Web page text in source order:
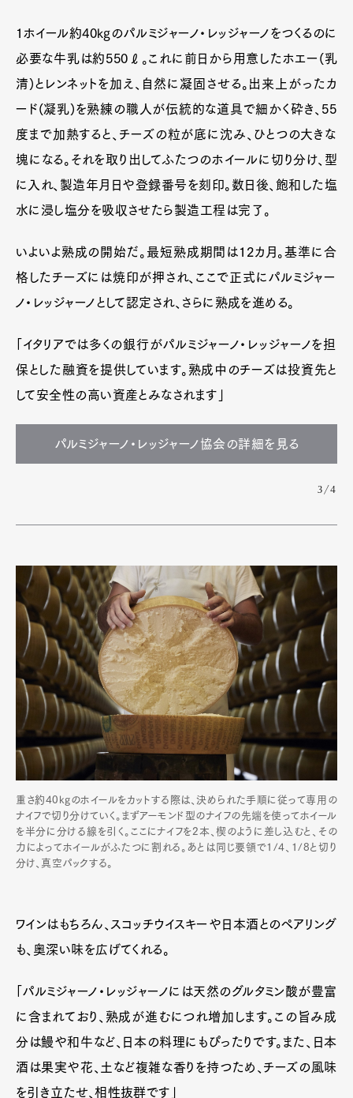
Art&DesignWatchFashion
GourmetCars
Product Culture Lifestyle
Pen Membership
Magazine
Official Columnist
About
Contact
Pen Meet
Pen international Pen tw
1ホイール約40kgのパルミジャーノ・レッジャーノをつくるのに
必要な牛乳は約550ℓ。これに前日から用意したホエー(乳
清)とレンネットを加え、自然に凝固させる。出来上がったカ
ード(凝乳)を熟練の職人が伝統的な道具で細かく砕き、55
度まで加熱すると、チーズの粒が底に沈み、ひとつの大きな
塊になる。それを取り出してふたつのホイールに切り分け、型
に入れ、製造年月日や登録番号を刻印。数日後、飽和した塩
水に浸し塩分を吸収させたら製造工程は完了。
いよいよ熟成の開始だ。最短熟成期間は12カ月。基準に合
格したチーズには焼印が押され、ここで正式にパルミジャー
ノ・レッジャーノとして認定され、さらに熟成を進める。
「イタリアでは多くの銀行がパルミジャーノ・レッジャーノを担
保とした融資を提供しています。熟成中のチーズは投資先と
して安全性の高い資産とみなされます」
パルミジャーノ・レッジャーノ協会の詳細を見る
3/4
重さ約40kgのホイールをカットする際は、決められた手順に従って専用の
ナイフで切り分けていく。まずアーモンド型のナイフの先端を使ってホイール
を半分に分ける線を引く。ここにナイフを2本、楔のように差し込むと、その
力によってホイールがふたつに割れる。あとは同じ要領で1/4、1/8と切り
分け、真空パックする。
ワインはもちろん、スコッチウイスキーや日本酒とのペアリング
も、奥深い味を広げてくれる。
「パルミジャーノ・レッジャーノには天然のグルタミン酸が豊富
に含まれており、熟成が進むにつれ増加します。この旨み成
分は鰻や和牛など、日本の料理にもぴったりです。また、日本
酒は果実や花、土など複雑な香りを持つため、チーズの風味
を引き立たせ、相性抜群です」